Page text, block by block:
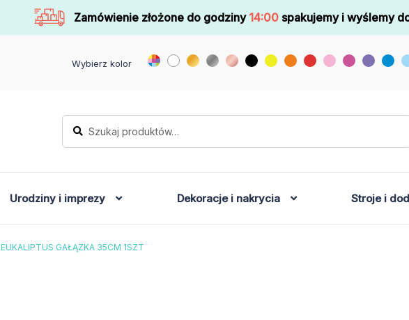
Zamówienie złożone do godziny 14:00 spakujemy i wyślemy
Wybierz kolor
Szukaj:
Szukaj
Urodziny i imprezy Dekoracje i nakrycia Stroje i
EUKALIPTUS GAŁĄZKA 35CM 1SZT